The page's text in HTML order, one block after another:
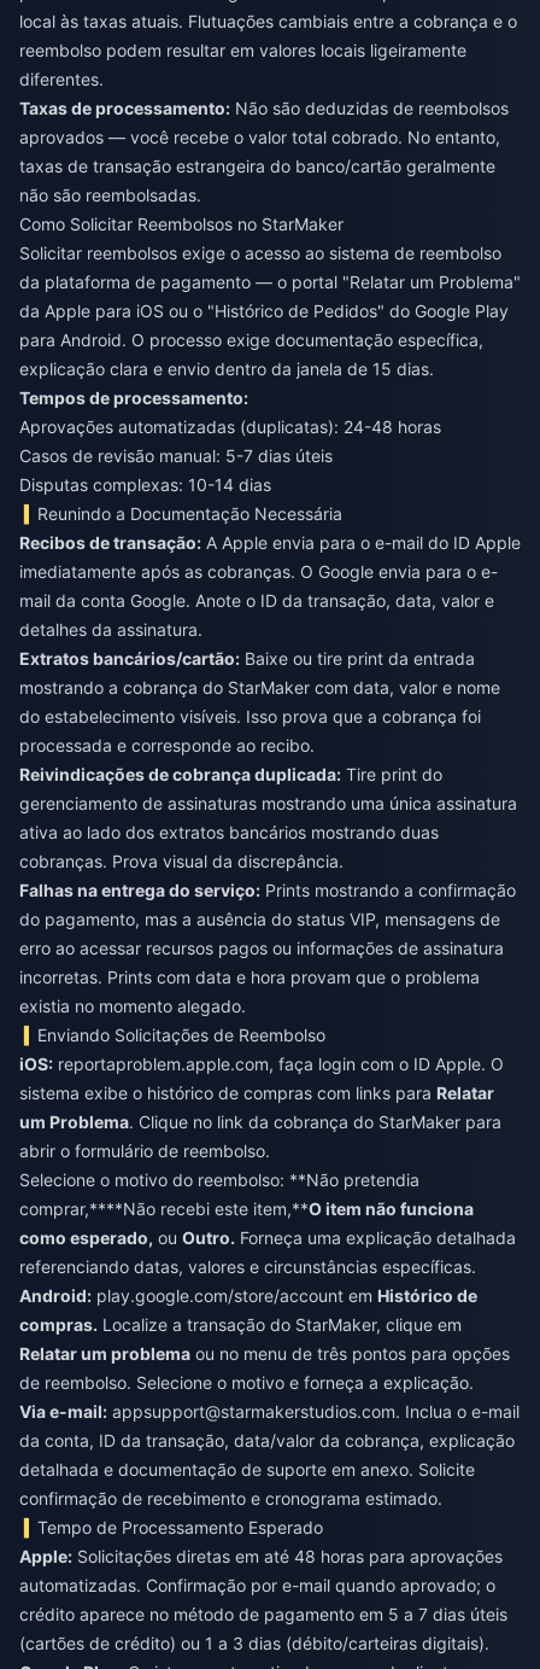
local às taxas atuais. Flutuações cambiais entre a cobrança e o
reembolso podem resultar em valores locais ligeiramente
diferentes.
Taxas de processamento: Não são deduzidas de reembolsos
aprovados — você recebe o valor total cobrado. No entanto,
taxas de transação estrangeira do banco/cartão geralmente
não são reembolsadas.
Como Solicitar Reembolsos no StarMaker
Solicitar reembolsos exige o acesso ao sistema de reembolso
da plataforma de pagamento — o portal "Relatar um Problema"
da Apple para iOS ou o "Histórico de Pedidos" do Google Play
para Android. O processo exige documentação específica,
explicação clara e envio dentro da janela de 15 dias.
Tempos de processamento:
Aprovações automatizadas (duplicatas): 24-48 horas
Casos de revisão manual: 5-7 dias úteis
Disputas complexas: 10-14 dias
Reunindo a Documentação Necessária
Recibos de transação: A Apple envia para o e-mail do ID Apple
imediatamente após as cobranças. O Google envia para o e-
mail da conta Google. Anote o ID da transação, data, valor e
detalhes da assinatura.
Extratos bancários/cartão: Baixe ou tire print da entrada
mostrando a cobrança do StarMaker com data, valor e nome
do estabelecimento visíveis. Isso prova que a cobrança foi
processada e corresponde ao recibo.
Reivindicações de cobrança duplicada: Tire print do
gerenciamento de assinaturas mostrando uma única assinatura
ativa ao lado dos extratos bancários mostrando duas
cobranças. Prova visual da discrepância.
Falhas na entrega do serviço: Prints mostrando a confirmação
do pagamento, mas a ausência do status VIP, mensagens de
erro ao acessar recursos pagos ou informações de assinatura
incorretas. Prints com data e hora provam que o problema
existia no momento alegado.
Enviando Solicitações de Reembolso
iOS: reportaproblem.apple.com, faça login com o ID Apple. O
sistema exibe o histórico de compras com links para Relatar
um Problema. Clique no link da cobrança do StarMaker para
abrir o formulário de reembolso.
Selecione o motivo do reembolso: **Não pretendia
comprar,****Não recebi este item,**O item não funciona
como esperado, ou Outro. Forneça uma explicação detalhada
referenciando datas, valores e circunstâncias específicas.
Android: play.google.com/store/account em Histórico de
compras. Localize a transação do StarMaker, clique em
Relatar um problema ou no menu de três pontos para opções
de reembolso. Selecione o motivo e forneça a explicação.
Via e-mail: appsupport@starmakerstudios.com. Inclua o e-mail
da conta, ID da transação, data/valor da cobrança, explicação
detalhada e documentação de suporte em anexo. Solicite
confirmação de recebimento e cronograma estimado.
Tempo de Processamento Esperado
Apple: Solicitações diretas em até 48 horas para aprovações
automatizadas. Confirmação por e-mail quando aprovado; o
crédito aparece no método de pagamento em 5 a 7 dias úteis
(cartões de crédito) ou 1 a 3 dias (débito/carteiras digitais).